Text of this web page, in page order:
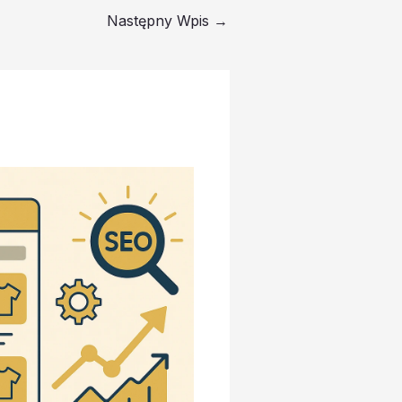
Następny Wpis →